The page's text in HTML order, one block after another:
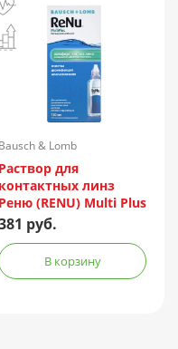
Bausch & Lomb
Incorporated/Италия
Раствор для
контактных линз
Реню (RENU) Multi Plus
+ контейнер
руб.
В корзину